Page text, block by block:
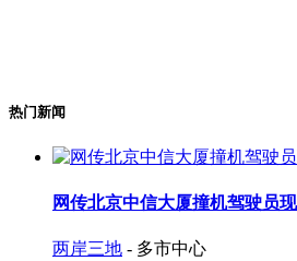
热门新闻
网传北京中信大厦撞机驾驶员
两岸三地 - 多市中心